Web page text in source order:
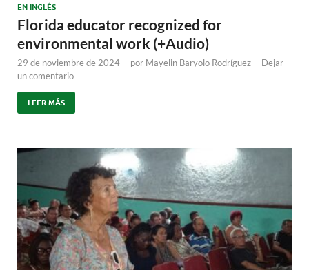
EN INGLÉS
Florida educator recognized for
environmental work (+Audio)
29 de noviembre de 2024 - por Mayelin Baryolo Rodríguez - Dejar
un comentario
LEER MÁS